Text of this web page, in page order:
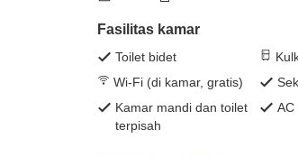
Fasilitas kamar
Toilet bidet
Wi-Fi (di kamar, gratis)
Kamar mandi dan toilet
terpisah
AC